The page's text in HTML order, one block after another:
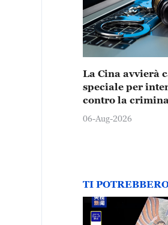
La Cina avvierà
speciale per
contro la
06-Aug-2026
TI